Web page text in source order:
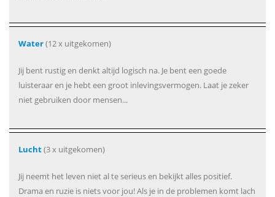
Water(12 x uitgekomen)
Jij bent rustig en denkt altijd logisch na. Je bent een goede
luisteraar en je hebt een groot inlevingsvermogen. Laat je zeker
niet gebruiken door mensen...
Lucht(3 x uitgekomen)
Jij neemt het leven niet al te serieus en bekijkt alles positief.
Drama en ruzie is niets voor jou! Als je in de problemen komt lach